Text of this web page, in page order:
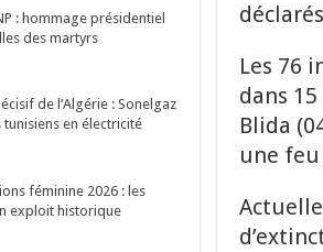
Les 76
dans
Blida
une feu
: hommage présidentiel
des martyrs
de l’Algérie : Sonelgaz
tunisiens en électricité
féminine 2026 : les
exploit historique